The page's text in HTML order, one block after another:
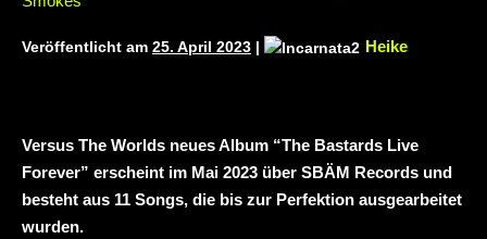
Duisburg (Vorbericht) Warfield Within
Independence“ Necrotic Woods,
Veröffentlicht am 25. April 2023 | Heike
Versus The Worlds neues Album “The Bastards Live
Forever” erscheint im Mai 2023 über SBÄM Records und
besteht aus 11 Songs, die bis zur Perfektion ausgearbeitet
wurden.